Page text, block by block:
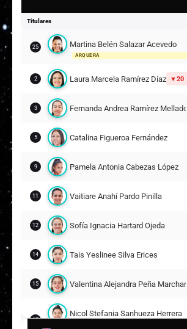
Titulares
25 Martina Belén Salazar Acevedo
ARQUERA
2 Laura Marcela Ramírez Díaz 20
3 Fernanda Andrea Ramírez Mellado
5 Catalina Figueroa Fernández
9 Pamela Antonia Cabezas López
11 Vaitiare Anahí Pardo Pinilla
12 Sofía Ignacia Hartard Ojeda
14 Tais Yeslinee Silva Erices
15 Valentina Alejandra Peña Marchant
17
Nicol Stefania Sanhueza Herrera